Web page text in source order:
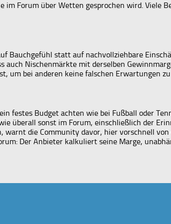
Forum über Wetten gesprochen wird. Viele
Bauchgefühl statt auf nachvollziehbare
Nischenmärkte mit derselben
um bei anderen keine falschen Erwartungen zu
festes Budget achten wie bei Fußball oder
überall sonst im Forum, einschließlich der
die Community davor, hier vorschnell
Der Anbieter kalkuliert seine Marge,